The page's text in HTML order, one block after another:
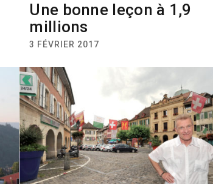
Une bonne leçon à 1,9
millions
3 FÉVRIER 2017